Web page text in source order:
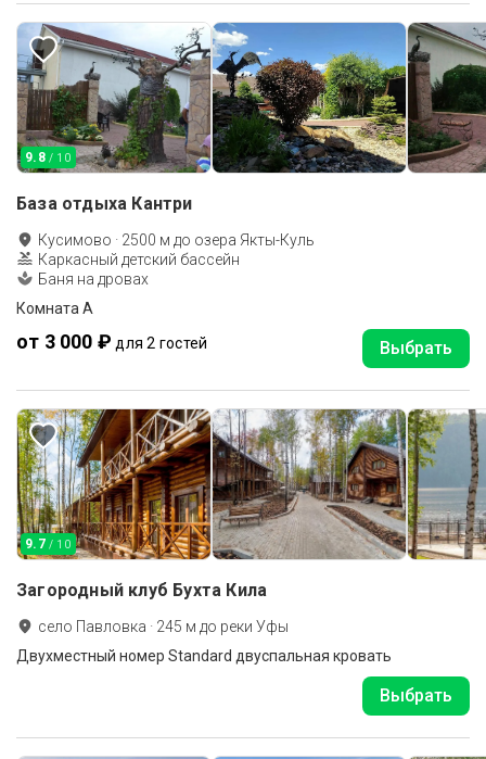
9.8 / 10
База отдыха Кантри
Кусимово · 2500 м до озера Якты-Куль
Каркасный детский бассейн
Баня на дровах
Комната А
от 3 000 ₽ для 2 гостей Выбрать
9.7 / 10
Загородный клуб Бухта Кила
село Павловка · 245 м до реки Уфы
Двухместный номер Standard двуспальная кровать
Выбрать